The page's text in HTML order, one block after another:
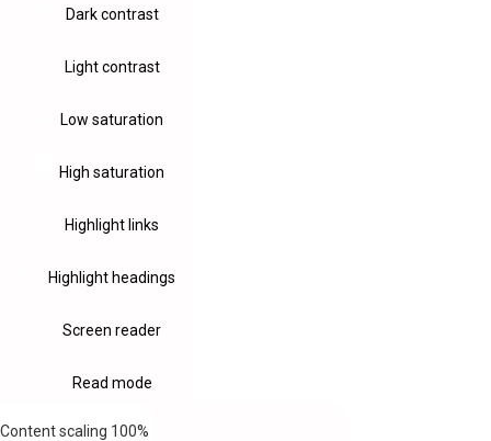
Dark contrast
Light contrast
Low saturation
High saturation
Highlight links
Highlight headings
Screen reader
Read mode
Content scaling 100%